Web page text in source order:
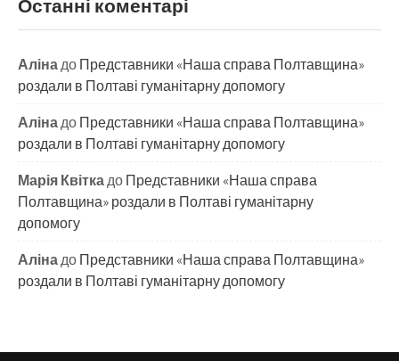
Останні коментарі
АлінадоПредставники «Наша справа Полтавщина»
роздали в Полтаві гуманітарну допомогу
АлінадоПредставники «Наша справа Полтавщина»
роздали в Полтаві гуманітарну допомогу
Марія КвіткадоПредставники «Наша справа
Полтавщина» роздали в Полтаві гуманітарну
допомогу
АлінадоПредставники «Наша справа Полтавщина»
роздали в Полтаві гуманітарну допомогу